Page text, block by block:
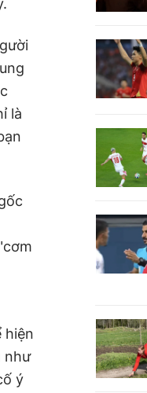
là
hiện
như
ý